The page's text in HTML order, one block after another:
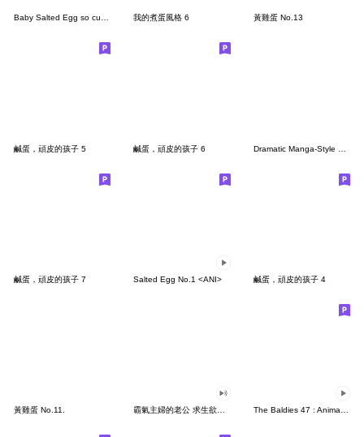
Baby Salted Egg so cute 12. 我的煮蛋風格 6 黃雞蛋 No.13
鹹蛋，頑皮的孩子 5 鹹蛋，頑皮的孩子 6
鹹蛋，頑皮的孩子 7 Salted Egg No.1 <ANI> 鹹蛋，頑皮的孩子 4
黃雞蛋 No.11. 霸氣主婦的老公 求生欲望 5 The Baldies 47 : Animated Stickers